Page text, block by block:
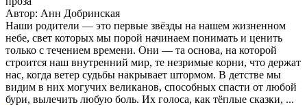
Автор: Анн Добринская
Наши родители — это первые звёзды на нашем жизненном
небе, свет которых мы порой начинаем понимать и ценить
только с течением времени. Они — та основа, на которой
строится наш внутренний мир, те незримые корни, что держат
нас, когда ветер судьбы накрывает штормом. В детстве мы
видим в них могучих великанов, способных спасти от любой
бури, вылечить любую боль. Их голоса, как тёплые сказки, ...